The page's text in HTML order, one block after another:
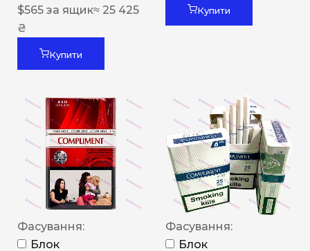
$565 за ящик≈ 25 425
₴
Купити
Купити
Фасування:
Блок
Фасування:
Блок